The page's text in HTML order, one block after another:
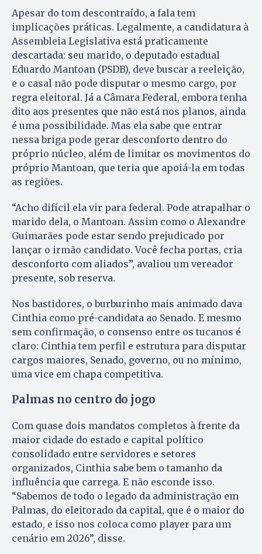
Apesar do tom descontraído, a fala tem
implicações práticas. Legalmente, a candidatura à
Assembleia Legislativa está praticamente
descartada: seu marido, o deputado estadual
Eduardo Mantoan (PSDB), deve buscar a reeleição,
e o casal não pode disputar o mesmo cargo, por
regra eleitoral. Já a Câmara Federal, embora tenha
dito aos presentes que não está nos planos, ainda
é uma possibilidade. Mas ela sabe que entrar
nessa briga pode gerar desconforto dentro do
próprio núcleo, além de limitar os movimentos do
próprio Mantoan, que teria que apoiá-la em todas
as regiões.
“Acho difícil ela vir para federal. Pode atrapalhar o
marido dela, o Mantoan. Assim como o Alexandre
Guimarães pode estar sendo prejudicado por
lançar o irmão candidato. Você fecha portas, cria
desconforto com aliados”, avaliou um vereador
presente, sob reserva.
Nos bastidores, o burburinho mais animado dava
Cinthia como pré-candidata ao Senado. E mesmo
sem confirmação, o consenso entre os tucanos é
claro: Cinthia tem perfil e estrutura para disputar
cargos maiores, Senado, governo, ou no mínimo,
uma vice em chapa competitiva.
Palmas no centro do jogo
Com quase dois mandatos completos à frente da
maior cidade do estado e capital político
consolidado entre servidores e setores
organizados, Cinthia sabe bem o tamanho da
influência que carrega. E não esconde isso.
“Sabemos de todo o legado da administração em
Palmas, do eleitorado da capital, que é o maior do
estado, e isso nos coloca como player para um
cenário em 2026”, disse.